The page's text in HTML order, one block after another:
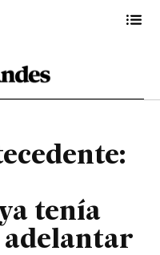
indebida
tenía